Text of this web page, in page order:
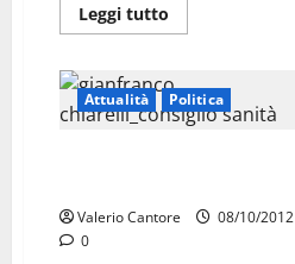
Leggi tutto
Attualità Politica
Valerio Cantore
08/10/2012
0